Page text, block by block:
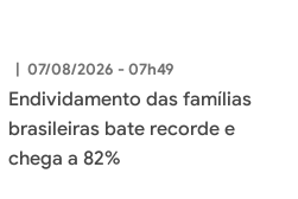
| 07/08/2026 - 07h49
Endividamento das famílias
brasileiras bate recorde e
chega a 82%